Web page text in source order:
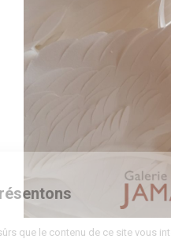
vous présentons
attendu d'être sûrs que le contenu